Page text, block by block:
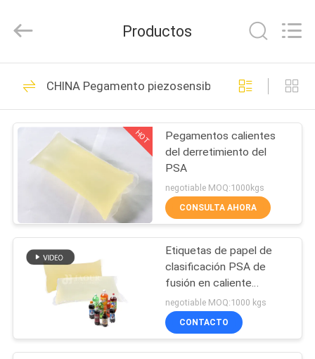
HOGAR
PRODUCTOS
SOBRE
NOSOTROS
VISITA
FÁBRICA
CONTROL
Jaour
Adhesive
All
Reserved.
pegamento caliente
del PSA del
derretimiento
105
pegamento
piezosensible del
derretimiento
caliente
78
Productos
CHINA Pegamento piezosensible del PSA
HOT
Pegamentos calientes
del derretimiento del
PSA
negotiable MOQ:1000kgs
CONSULTA AHORA
Etiquetas de papel de
clasificación PSA de
fusión en caliente
Adhesivos sensibles a la
presión para las
necesidades de
negotiable MOQ:1000 kgs
CONTACTO